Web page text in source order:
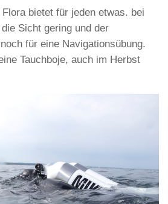
bietet für jeden etwas. bei
Sicht gering und der
für eine Navigationsübung.
Tauchboje, auch im Herbst